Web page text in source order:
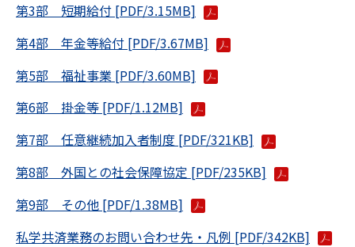
第3部 短期給付 [PDF/3.15MB]
第4部 年金等給付 [PDF/3.67MB]
第5部 福祉事業 [PDF/3.60MB]
第6部 掛金等 [PDF/1.12MB]
第7部 任意継続加入者制度 [PDF/321KB]
第8部 外国との社会保障協定 [PDF/235KB]
第9部 その他 [PDF/1.38MB]
私学共済業務のお問い合わせ先・凡例 [PDF/342KB]